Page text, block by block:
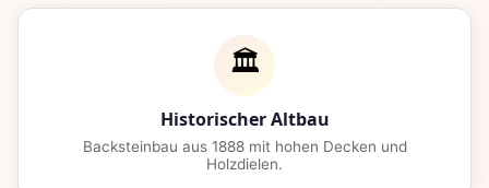
🏛️
Historischer Altbau
Backsteinbau aus 1888 mit hohen Decken und
Holzdielen.